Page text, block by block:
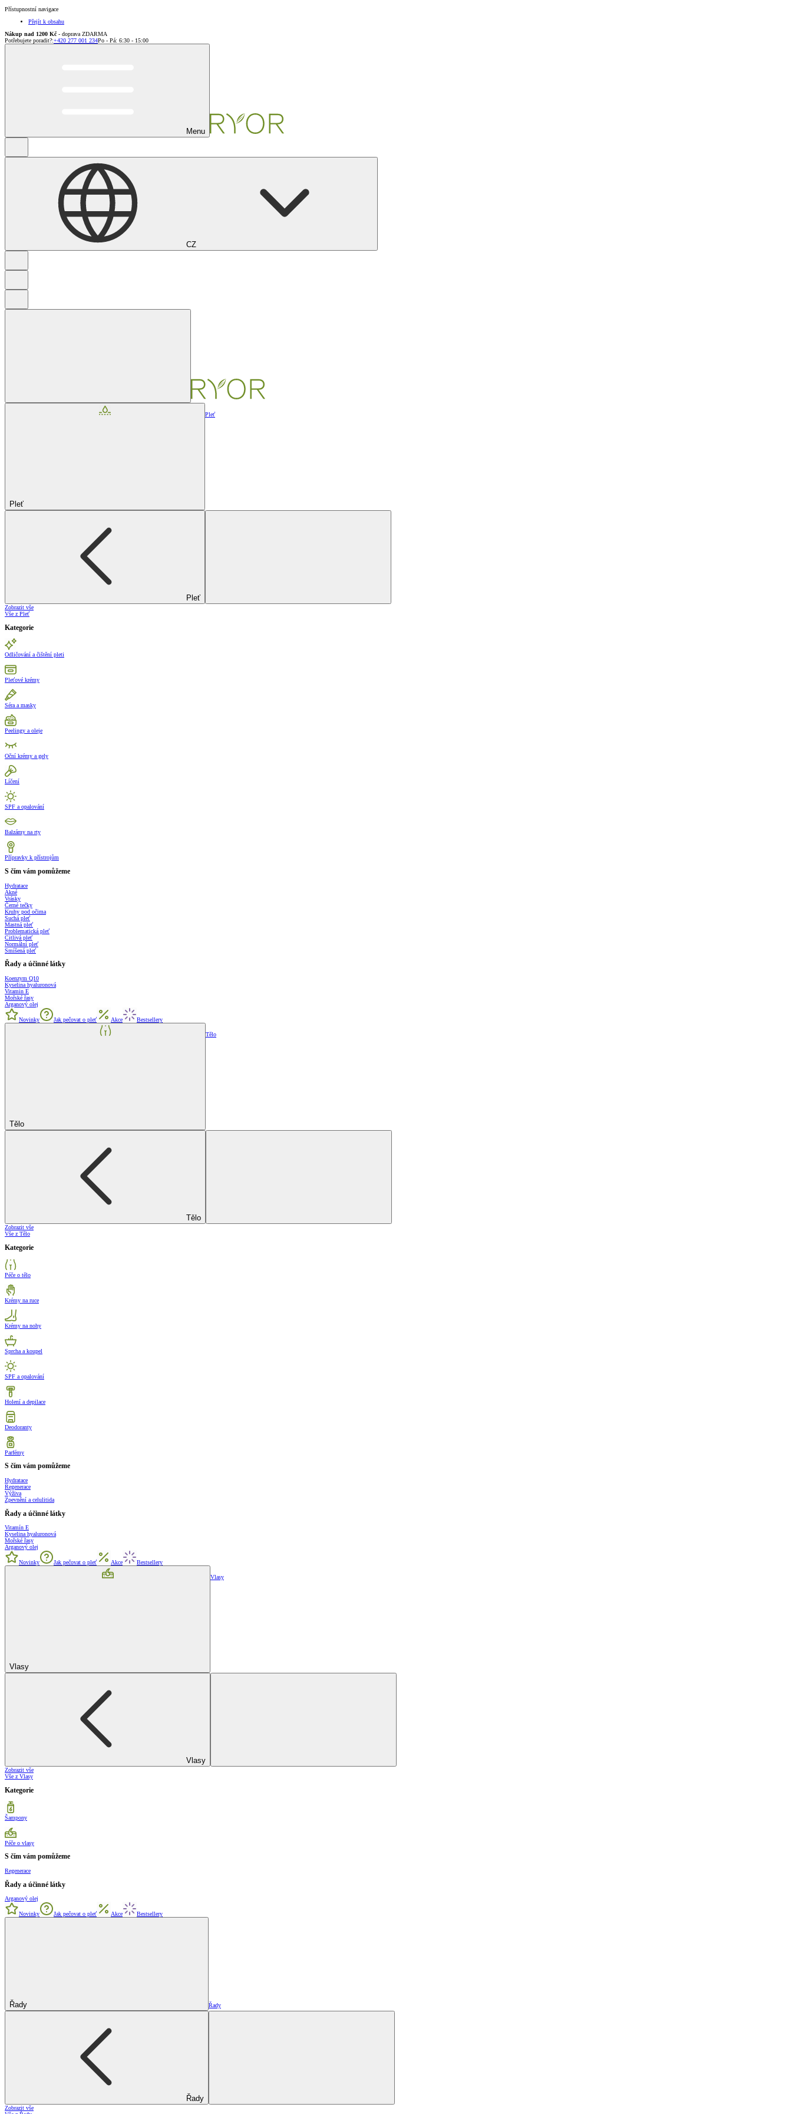
Přístupnostní navigace
Přejít k obsahu
Nákup nad 1200 Kč - doprava ZDARMA
Potřebujete poradit?:+420 277 001 234Po - Pá: 6:30 - 15:00
Menu
CZ
Pleť
Pleť
Pleť
Zobrazit vše
Vše z Pleť
Kategorie
Odličování a čištění pleti
Pleťové krémy
Séra a masky
Peelingy a oleje
Oční krémy a gely
Líčení
SPF a opalování
Balzámy na rty
Přípravky k přístrojům
S čím vám pomůžeme
Hydratace
Akné
Vrásky
Černé tečky
Kruhy pod očima
Suchá pleť
Mastná pleť
Problematická pleť
Citlivá pleť
Normální pleť
Smíšená pleť
Řady a účinné látky
Koenzym Q10
Kyselina hyaluronová
Vitamin E
Mořské řasy
Arganový olej
Novinky Jak pečovat o pleť Akce Bestsellery
Tělo
Tělo
Tělo
Zobrazit vše
Vše z Tělo
Kategorie
Péče o tělo
Krémy na ruce
Krémy na nohy
Sprcha a koupel
SPF a opalování
Holení a depilace
Deodoranty
Parfémy
S čím vám pomůžeme
Hydratace
Regenerace
Výživa
Zpevnění a celulitida
Řady a účinné látky
Vitamín E
Kyselina hyaluronová
Mořské řasy
Arganový olej
Novinky Jak pečovat o pleť Akce Bestsellery
Vlasy
Vlasy
Vlasy
Zobrazit vše
Vše z Vlasy
Kategorie
Šampony
Péče o vlasy
S čím vám pomůžeme
Regenerace
Řady a účinné látky
Arganový olej
Novinky Jak pečovat o pleť Akce Bestsellery
Řady Řady
Řady
Zobrazit vše